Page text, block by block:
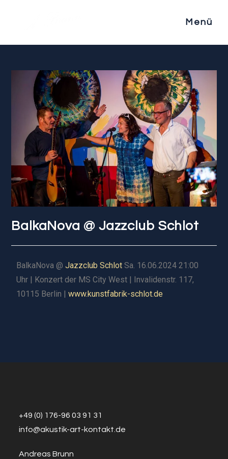
Menü
BalkaNova @ Jazzclub Schlot
BalkaNova @Jazzclub Schlot Sa. 16.06.2024 21:00
Uhr | Konzert der MS City West | Invalidenstr. 117,
10115 Berlin |www.kunstfabrik-schlot.de
+49 (0) 176-96 03 91 31
info@akustik-art-kontakt.de
Andreas Brunn